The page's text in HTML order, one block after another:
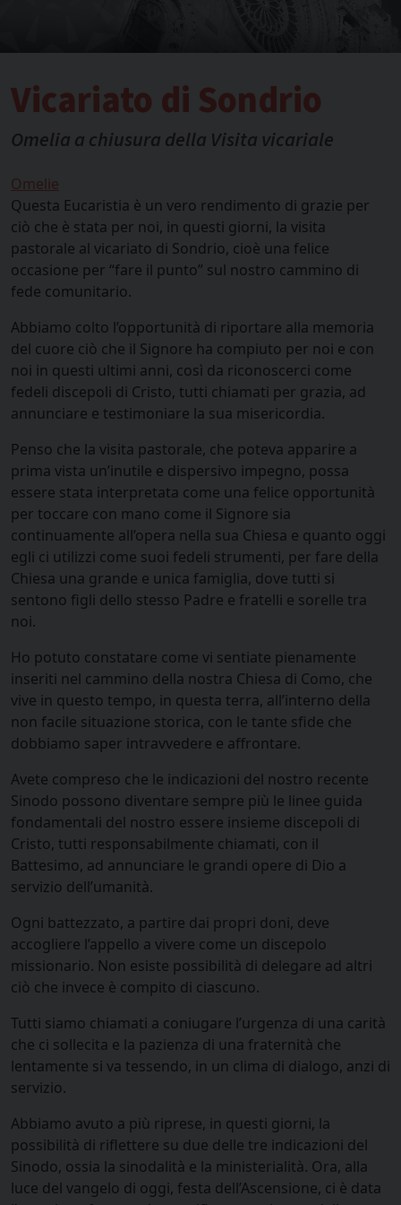
Vicariato di Sondrio
Omelia a chiusura della Visita vicariale
Omelie
Questa Eucaristia è un vero rendimento di grazie per
ciò che è stata per noi, in questi giorni, la visita
pastorale al vicariato di Sondrio, cioè una felice
occasione per “fare il punto” sul nostro cammino di
fede comunitario.
Abbiamo colto l’opportunità di riportare alla memoria
del cuore ciò che il Signore ha compiuto per noi e con
noi in questi ultimi anni, così da riconoscerci come
fedeli discepoli di Cristo, tutti chiamati per grazia, ad
annunciare e testimoniare la sua misericordia.
Penso che la visita pastorale, che poteva apparire a
prima vista un’inutile e dispersivo impegno, possa
essere stata interpretata come una felice opportunità
per toccare con mano come il Signore sia
continuamente all’opera nella sua Chiesa e quanto oggi
egli ci utilizzi come suoi fedeli strumenti, per fare della
Chiesa una grande e unica famiglia, dove tutti si
sentono figli dello stesso Padre e fratelli e sorelle tra
noi.
Ho potuto constatare come vi sentiate pienamente
inseriti nel cammino della nostra Chiesa di Como, che
vive in questo tempo, in questa terra, all’interno della
non facile situazione storica, con le tante sfide che
dobbiamo saper intravvedere e affrontare.
Avete compreso che le indicazioni del nostro recente
Sinodo possono diventare sempre più le linee guida
fondamentali del nostro essere insieme discepoli di
Cristo, tutti responsabilmente chiamati, con il
Battesimo, ad annunciare le grandi opere di Dio a
servizio dell’umanità.
Ogni battezzato, a partire dai propri doni, deve
accogliere l’appello a vivere come un discepolo
missionario. Non esiste possibilità di delegare ad altri
ciò che invece è compito di ciascuno.
Tutti siamo chiamati a coniugare l’urgenza di una carità
che ci sollecita e la pazienza di una fraternità che
lentamente si va tessendo, in un clima di dialogo, anzi di
servizio.
Abbiamo avuto a più riprese, in questi giorni, la
possibilità di riflettere su due delle tre indicazioni del
Sinodo, ossia la sinodalità e la ministerialità. Ora, alla
luce del vangelo di oggi, festa dell’Ascensione, ci è data